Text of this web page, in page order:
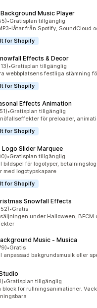
Background Music Player
stjärnortotalt
•Gratisplan tillgänglig
låtar från Spotify, SoundCloud
for Shopify
Effects & Decor
stjärnortotalt
•Gratisplan tillgänglig
webbplatsens festliga stämning
for Shopify
Effects Animation
stjärnor totalt
•Gratisplan tillgänglig
för preloader,
for Shopify
Logo Slider Marquee
stjärnortotalt
•Gratisplan tillgänglig
bildspel för logotyper,
med logotypskapare
for Shopify
Snowfall Effects
stjärnortotalt
•Gratis
under Halloween, BFCM
Music ‑ Musica
stjärnortotalt
•Gratis
anpassad bakgrundsmusik eller
stjärnortotalt
•Gratisplan tillgänglig
block för rullningsanimationer.